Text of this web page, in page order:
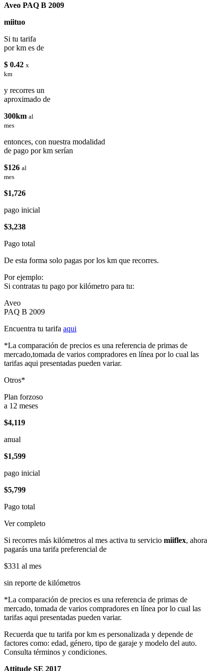
Aveo PAQ B 2009
miituo
Si tu tarifa
por km es de
$ 0.42 x
km
y recorres un
aproximado de
300km al
mes
entonces, con nuestra modalidad
de pago por km serían
$126 al
mes
$1,726
pago inicial
$3,238
Pago total
De esta forma solo pagas por los km que recorres.
Por ejemplo:
Si contratas tu pago por kilómetro para tu:
Aveo
PAQ B 2009
Encuentra tu tarifa aqui
*La comparación de precios es una referencia de primas de
mercado,tomada de varios compradores en línea por lo cual las
tarifas aqui presentadas pueden variar.
Otros*
Plan forzoso
a 12 meses
$4,119
anual
$1,599
pago inicial
$5,799
Pago total
Ver completo
Si recorres más kilómetros al mes activa tu servicio miiflex, ahora
pagarás una tarifa preferencial de
$331 al mes
sin reporte de kilómetros
*La comparación de precios es una referencia de primas de
mercado, tomada de varios compradores en línea por lo cual las
tarifas aqui presentadas pueden variar.
Recuerda que tu tarifa por km es personalizada y depende de
factores como: edad, género, tipo de garaje y modelo del auto.
Consulta términos y condiciones.
Attitude SE 2017